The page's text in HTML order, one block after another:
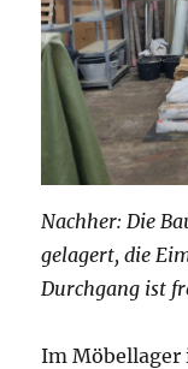
Nachher: Die
gelagert, die
Durchgang ist
Im Möbellager